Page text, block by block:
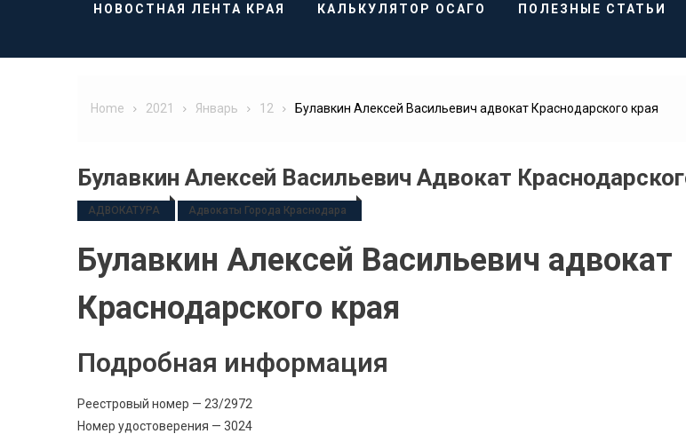
НОВОСТНАЯ ЛЕНТА КРАЯ КАЛЬКУЛЯТОР ОСАГО ПОЛЕЗНЫЕ СТАТЬИ
Home 2021 Январь 12 Булавкин Алексей Васильевич адвокат Краснодарского края
Булавкин Алексей Васильевич Адвокат
АДВОКАТУРА Адвокаты Города Краснодара
Булавкин Алексей Васильевич адвокат
Краснодарского края
Подробная информация
Реестровый номер — 23/2972
Номер удостоверения — 3024